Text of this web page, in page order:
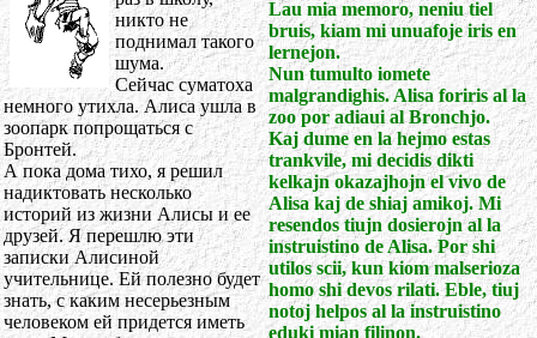
никто не
поднимал такого
шума.
Сейчас суматоха
немного утихла. Алиса ушла в
зоопарк попрощаться с
Бронтей.
А пока дома тихо, я решил
надиктовать несколько
историй из жизни Алисы и ее
друзей. Я перешлю эти
записки Алисиной
учительнице. Ей полезно будет
знать, с каким несерьезным
человеком ей придется иметь
Lau mia memoro, neniu tiel
bruis, kiam mi unuafoje iris en
lernejon.
Nun tumulto iomete
malgrandighis. Alisa foriris al la
zoo por adiaui al Bronchjo.
Kaj dume en la hejmo estas
trankvile, mi decidis dikti
kelkajn okazajhojn el vivo de
Alisa kaj de shiaj amikoj. Mi
resendos tiujn dosierojn al la
instruistino de Alisa. Por shi
utilos scii, kun kiom malserioza
homo shi devos rilati. Eble, tiuj
notoj helpos al la instruistino
eduki mian filinon.